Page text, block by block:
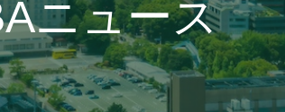
ニュース